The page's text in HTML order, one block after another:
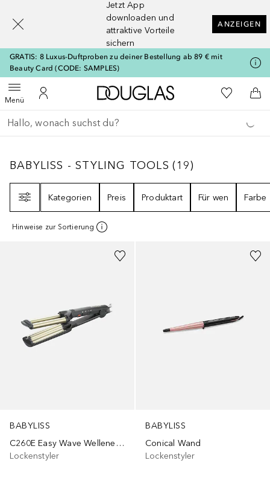
Jetzt App
downloaden und
attraktive Vorteile
sichern
ANZEIGEN
GRATIS: 8 Luxus-Duftproben zu deiner Bestellung ab 89 € mit
Beauty Card (CODE: SAMPLES)
MenüMenü öffnenZu Meinem Kundenkonto
Zur Douglas Startseite
Zu Meiner
Gehe zurück
Suche ausführen
BABYLISS - STYLING TOOLS 19
BABYLISS - STYLING TOOLS (19)
Kategorien
Preis Produktart Für wen Farbe
Hinweise zur Sortierung
BABYLISS
C260E Easy Wave Welleneisen
Lockenstyler
BABYLISS
Conical Wand
Lockenstyler
[navigation.slideout.screenreader]